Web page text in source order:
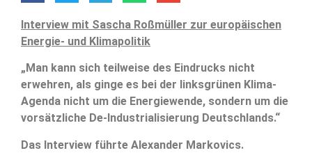
Interview mit Sascha Roßmüller zur europäischen
Energie- und Klimapolitik
„Man kann sich teilweise des Eindrucks nicht
erwehren, als ginge es bei der linksgrünen Klima-
Agenda nicht um die Energiewende, sondern um die
vorsätzliche De-Industrialisierung Deutschlands.“
Das Interview führte Alexander Markovics.